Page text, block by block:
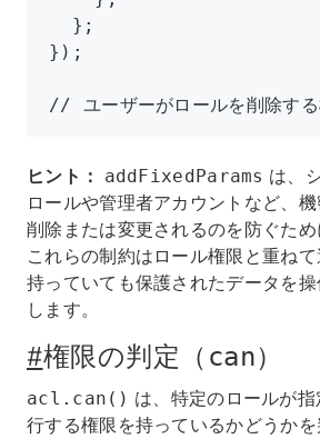
  };
});
// ユーザーがロールを削除す
ヒント： addFixedParams は、
ロールや管理者アカウントなど、
削除または変更されるのを防ぐため
これらの制約はロール権限と重ね
持っていても保護されたデータを
します。
#権限の判定（ can）
acl.can() は、特定のロールが
行する権限を持っているかどうか